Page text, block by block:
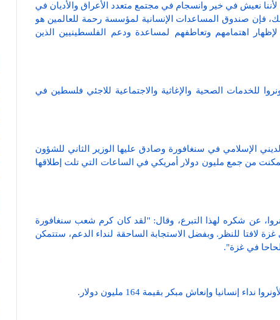
نعيش في خير وانسجام في مجتمع متعدد الأعراق والأديان في
فإن صندوق المساعدات الإنسانية لمؤسسة رحمة للعالمين هو
اهتمامهم وتعاطفهم لمساعدة ودعم الفلسطينيين الذين
للخدمات الصحية والإغاثية والاجتماعية للاجئي فلسطين في
الإسلامي في سنغافورة وصادق عليها الوزير الثاني للشؤون
من جمع مليون دولار أمريكي في الساعات التي تلت إطلاقها
عن شكره لهذا التبرع، وقال: "لقد كان كرم شعب سنغافورة
لافتا للنظر. وبفضل الاستجابة الساحقة لنداء الدعم، ستتمكن
إلحاحا في غزة".
وإنعاش مبكر بقيمة 164 مليون دولار.